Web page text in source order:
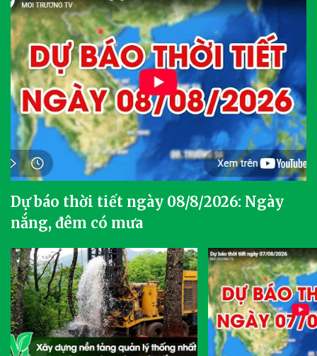
Dự báo thời tiết ngày 08/8/2026: Ngày
nắng, đêm có mưa